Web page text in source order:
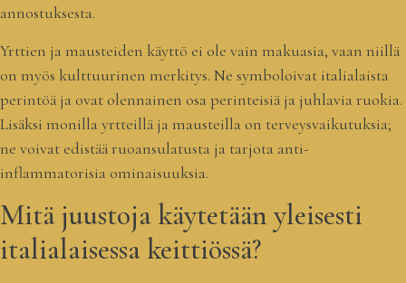
annostuksesta.
Yrttien ja mausteiden käyttö ei ole vain makuasia, vaan niillä
on myös kulttuurinen merkitys. Ne symboloivat italialaista
perintöä ja ovat olennainen osa perinteisiä ja juhlavia ruokia.
Lisäksi monilla yrtteillä ja mausteilla on terveysvaikutuksia;
ne voivat edistää ruoansulatusta ja tarjota anti-
inflammatorisia ominaisuuksia.
Mitä juustoja käytetään yleisesti
italialaisessa keittiössä?